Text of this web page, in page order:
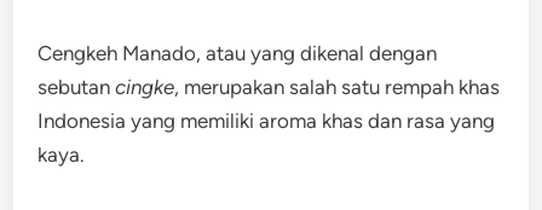
Cengkeh Manado, atau yang dikenal dengan
sebutancingke, merupakan salah satu rempah khas
Indonesia yang memiliki aroma khas dan rasa yang
kaya.